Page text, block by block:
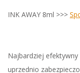
INK AWAY 8ml >>>
Najbardziej
uprzednio